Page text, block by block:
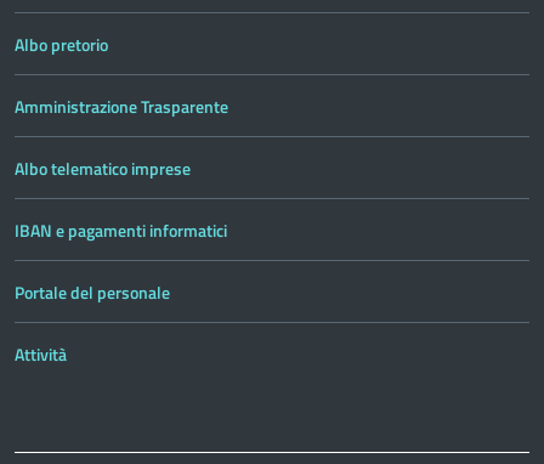
Albo pretorio
Amministrazione Trasparente
Albo telematico imprese
IBAN e pagamenti informatici
Portale del personale
Attività